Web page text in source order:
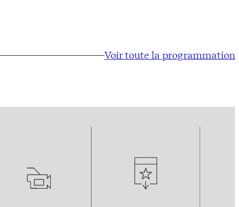
Voir toute la programmation